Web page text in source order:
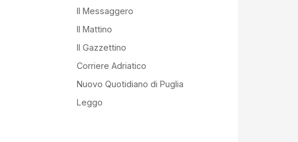
Il Messaggero
Il Mattino
Il Gazzettino
Corriere Adriatico
Nuovo Quotidiano di Puglia
Leggo